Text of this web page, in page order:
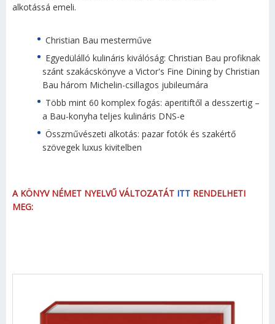
alkotássá emeli.
Christian Bau mesterműve
Egyedülálló kulináris kiválóság: Christian Bau profiknak
szánt szakácskönyve a Victor's Fine Dining by Christian
Bau három Michelin-csillagos jubileumára
Több mint 60 komplex fogás: aperitiftől a desszertig –
a Bau-konyha teljes kulináris DNS-e
Összművészeti alkotás: pazar fotók és szakértő
szövegek luxus kivitelben
A KÖNYV NÉMET NYELVŰ VÁLTOZATÁT ITT RENDELHETI
MEG: